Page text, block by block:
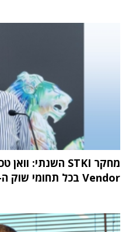
Vendor בכל תחומי שוק ה-IT